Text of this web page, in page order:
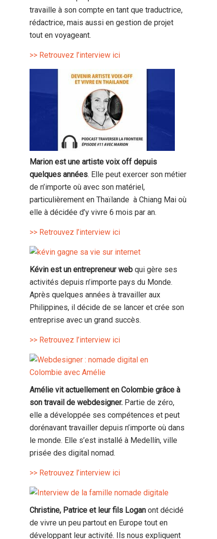
travaille à son compte en tant que traductrice,
rédactrice, mais aussi en gestion de projet
tout en voyageant.
>> Retrouvez l’interview ici
Marion est une artiste voix off depuis
quelques années. Elle peut exercer son métier
de n’importe où avec son matériel,
particulièrement en Thaïlande à Chiang Mai où
elle à décidée d’y vivre 6 mois par an.
>> Retrouvez l’interview ici
Kévin est un entrepreneur webqui gère ses
activités depuis n’importe pays du Monde.
Après quelques années à travailler aux
Philippines, il décide de se lancer et crée son
entreprise avec un grand succès.
>> Retrouvez l’interview ici
Amélie vit actuellement en Colombie grâce à
son travail de webdesigner.Partie de zéro,
elle a développée ses compétences et peut
dorénavant travailler depuis n’importe où dans
le monde. Elle s’est installé à Medellín, ville
prisée des digital nomad.
>> Retrouvez l’interview ici
Christine, Patrice et leur fils Loganont décidé
de vivre un peu partout en Europe tout en
développant leur activité. Ils nous expliquent